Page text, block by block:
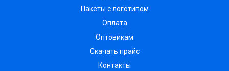
Пакеты с логотипом
Оплата
Оптовикам
Скачать прайс
Контакты